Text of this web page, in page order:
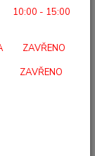
- 15:00